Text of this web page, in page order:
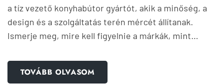
a tíz vezető konyhabútor gyártót, akik a minőség, a
design és a szolgáltatás terén mércét állítanak.
Ismerje meg, mire kell figyelnie a márkák, mint…
TOVÁBB OLVASOM